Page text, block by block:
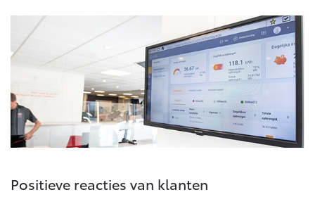
Positieve reacties van klanten